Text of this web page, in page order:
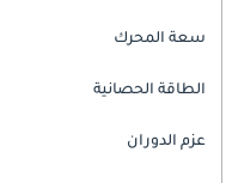
سعة المحرك
الطاقة الحصانية
عزم الدوران